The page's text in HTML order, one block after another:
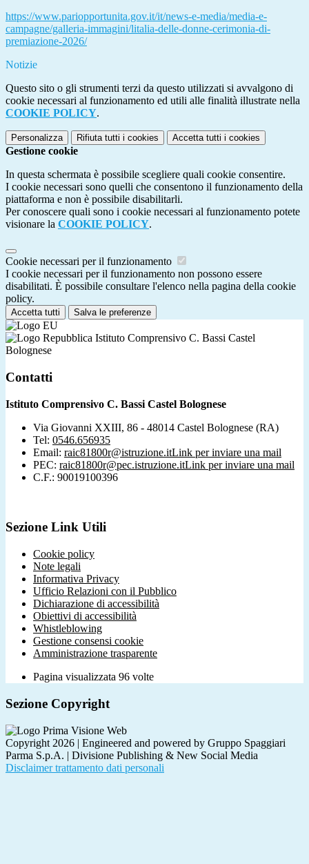
https://www.pariopportunita.gov.it/it/news-e-media/media-e-
campagne/galleria-immagini/litalia-delle-donne-cerimonia-di-
premiazione-2026/
Notizie
Questo sito o gli strumenti terzi da questo utilizzati si avvalgono di
cookie necessari al funzionamento ed utili alle finalità illustrate nella
COOKIE POLICY.
Personalizza Rifiuta tutti i cookies Accetta tutti i cookies
Gestione cookie
In questa schermata è possibile scegliere quali cookie consentire.
I cookie necessari sono quelli che consentono il funzionamento della
piattaforma e non è possibile disabilitarli.
Per conoscere quali sono i cookie necessari al funzionamento potete
visionare la COOKIE POLICY.
Cookie necessari per il funzionamento
I cookie necessari per il funzionamento non possono essere
disabilitati. È possibile consultare l'elenco nella pagina della cookie
policy.
Accetta tutti Salva le preferenze
Istituto Comprensivo C. Bassi Castel
Bolognese
Contatti
Istituto Comprensivo C. Bassi Castel Bolognese
Via Giovanni XXIII, 86 - 48014 Castel Bolognese (RA)
Tel: 0546.656935
Email: raic81800r@istruzione.itLink per inviare una mail
PEC: raic81800r@pec.istruzione.itLink per inviare una mail
C.F.: 90019100396
Sezione Link Utili
Cookie policy
Note legali
Informativa Privacy
Ufficio Relazioni con il Pubblico
Dichiarazione di accessibilità
Obiettivi di accessibilità
Whistleblowing
Gestione consensi cookie
Amministrazione trasparente
Pagina visualizzata 96 volte
Sezione Copyright
Copyright 2026 | Engineered and powered by Gruppo Spaggiari
Parma S.p.A. | Divisione Publishing & New Social Media
Disclaimer trattamento dati personali